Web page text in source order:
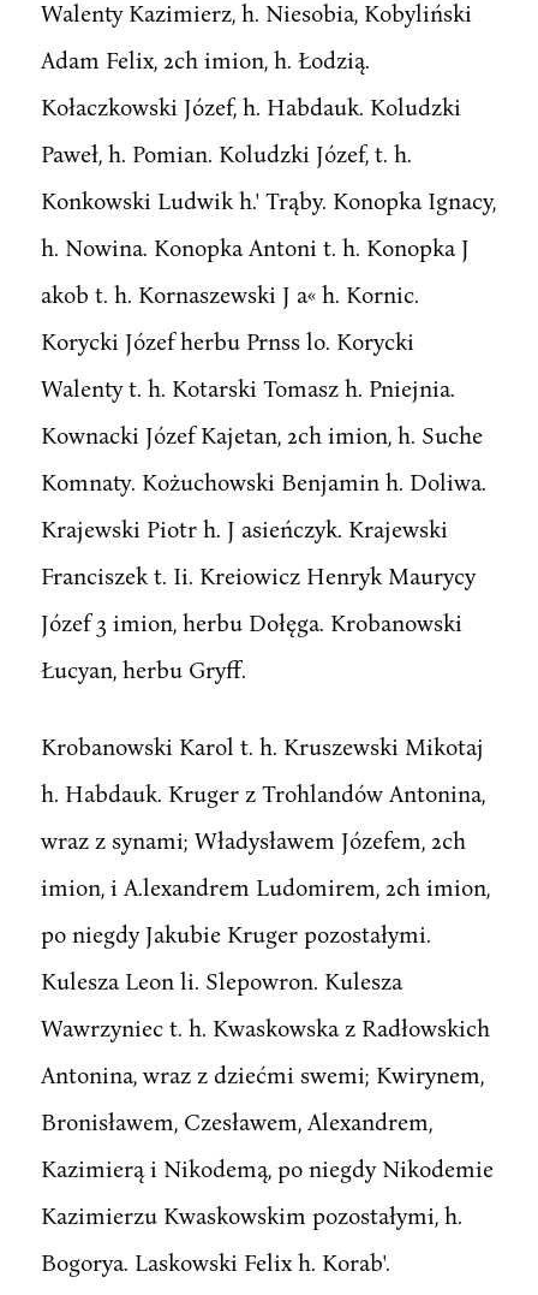
Walenty Kazimierz, h. Niesobia, Kobyliński
Adam Felix, 2ch imion, h. Łodzią.
Kołaczkowski Józef, h. Habdauk. Koludzki
Paweł, h. Pomian. Koludzki Józef, t. h.
Konkowski Ludwik h.' Trąby. Konopka Ignacy,
h. Nowina. Konopka Antoni t. h. Konopka J
akob t. h. Kornaszewski J a« h. Kornic.
Korycki Józef herbu Prnss lo. Korycki
Walenty t. h. Kotarski Tomasz h. Pniejnia.
Kownacki Józef Kajetan, 2ch imion, h. Suche
Komnaty. Kożuchowski Benjamin h. Doliwa.
Krajewski Piotr h. J asieńczyk. Krajewski
Franciszek t. Ii. Kreiowicz Henryk Maurycy
Józef 3 imion, herbu Dołęga. Krobanowski
Łucyan, herbu Gryff.
Krobanowski Karol t. h. Kruszewski Mikotaj
h. Habdauk. Kruger z Trohlandów Antonina,
wraz z synami; Władysławem Józefem, 2ch
imion, i A.lexandrem Ludomirem, 2ch imion,
po niegdy Jakubie Kruger pozostałymi.
Kulesza Leon li. Slepowron. Kulesza
Wawrzyniec t. h. Kwaskowska z Radłowskich
Antonina, wraz z dziećmi swemi; Kwirynem,
Bronisławem, Czesławem, Alexandrem,
Kazimierą i Nikodemą, po niegdy Nikodemie
Kazimierzu Kwaskowskim pozostałymi, h.
Bogorya. Laskowski Felix h. Korab'.